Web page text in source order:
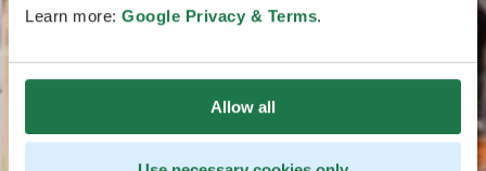
Learn more: Google Privacy & Terms.
Allow all